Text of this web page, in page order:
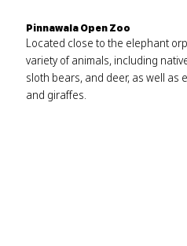
Pinnawala Open Zoo
Located close to the elephant
variety of animals, including
sloth bears, and deer, as well as
and giraffes.